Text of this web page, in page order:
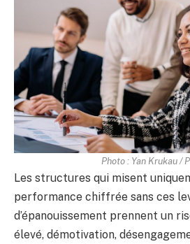
Photo : Yan Krukau /
Les structures qui misent
performance chiffrée sans ces
d’épanouissement prennent un
élevé, démotivation,